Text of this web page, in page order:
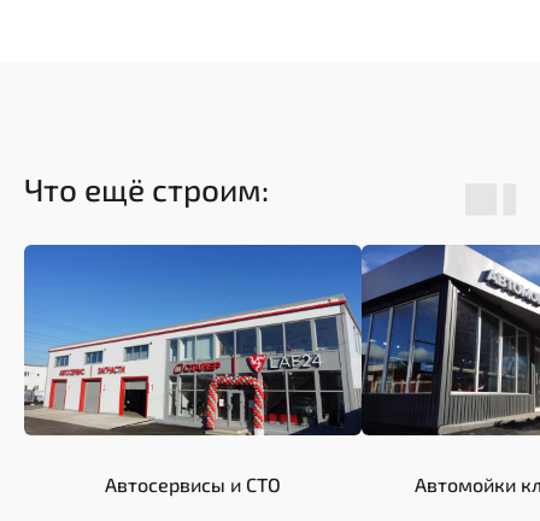
Что ещё строим:
Автосервисы и СТО Автомойки